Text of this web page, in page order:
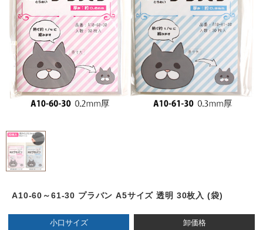
A10-60～61-30 プラバン A5サイズ 透明 30枚入 (袋)
小口サイズ 卸価格